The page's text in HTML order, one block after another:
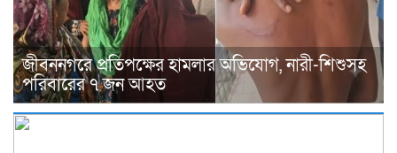
জীবননগরে প্রতিপক্ষের হামলার অভিযোগ, নারী-শিশুসহ
পরিবারের ৭ জন আহত